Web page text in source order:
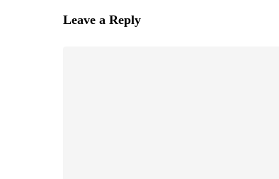
Leave a Reply